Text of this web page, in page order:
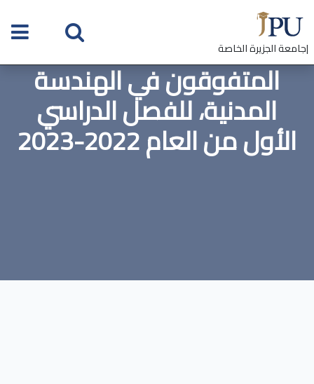
|جامعة الجزيرة الخاصة
المتفوقون في الهندسة
المدنية، للفصل الدراسي
الأول من العام 2022-2023